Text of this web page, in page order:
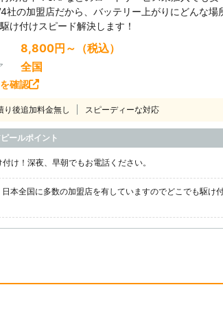
社の加盟店だから、バッテリー上がりにどんな場
け付けスピード解決します！
8,800円～（税込）
全国
確認
り後追加料金無し スピーディーな対応
ールポイント
け！深夜、早朝でもお電話ください。
本全国に多数の加盟店を有していますのでどこでも駆け